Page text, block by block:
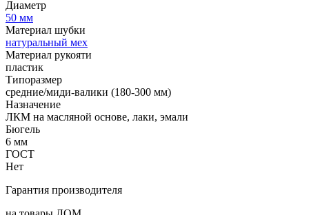
Диаметр
50 мм
Материал шубки
натуральный мех
Материал рукояти
пластик
Типоразмер
средние/миди-валики (180-300 мм)
Назначение
ЛКМ на масляной основе, лаки, эмали
Бюгель
6 мм
ГОСТ
Нет
Гарантия производителя